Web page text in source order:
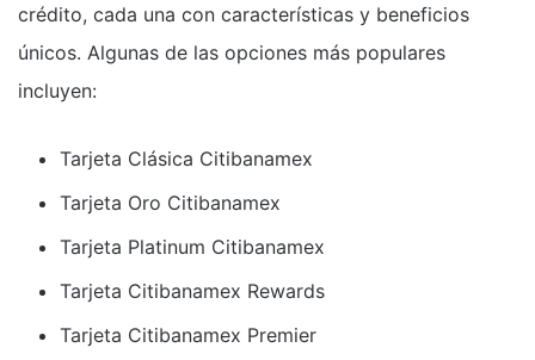
crédito, cada una con características y beneficios
únicos. Algunas de las opciones más populares
incluyen:
Tarjeta Clásica Citibanamex
Tarjeta Oro Citibanamex
Tarjeta Platinum Citibanamex
Tarjeta Citibanamex Rewards
Tarjeta Citibanamex Premier